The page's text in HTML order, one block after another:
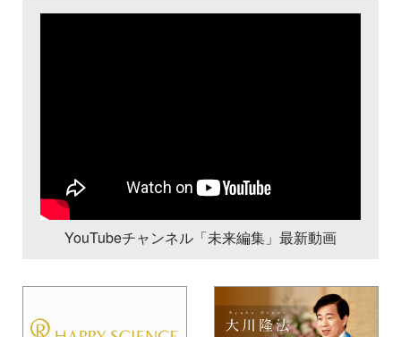
YouTubeチャンネル「未来編集」最新動画